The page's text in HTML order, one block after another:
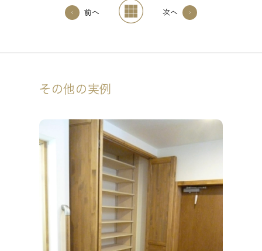
前へ 次へ
その他の実例